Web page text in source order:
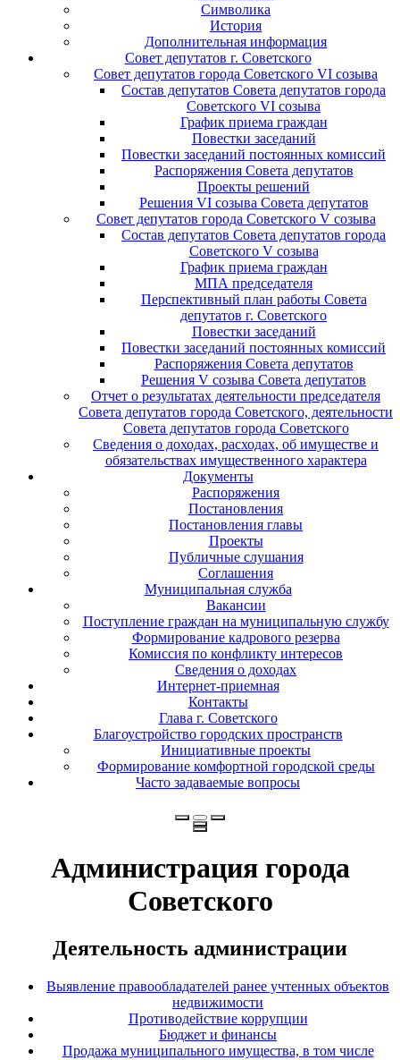
Символика
История
Дополнительная информация
Совет депутатов г. Советского
Совет депутатов города Советского VI созыва
Состав депутатов Совета депутатов города
Советского VI созыва
График приема граждан
Повестки заседаний
Повестки заседаний постоянных комиссий
Распоряжения Совета депутатов
Проекты решений
Решения VI созыва Совета депутатов
Совет депутатов города Советского V созыва
Состав депутатов Совета депутатов города
Советского V созыва
График приема граждан
МПА председателя
Перспективный план работы Совета
депутатов г. Советского
Повестки заседаний
Повестки заседаний постоянных комиссий
Распоряжения Совета депутатов
Решения V созыва Совета депутатов
Отчет о результатах деятельности председателя
Совета депутатов города Советского, деятельности
Совета депутатов города Советского
Сведения о доходах, расходах, об имуществе и
обязательствах имущественного характера
Документы
Распоряжения
Постановления
Постановления главы
Проекты
Публичные слушания
Соглашения
Муниципальная служба
Вакансии
Поступление граждан на муниципальную службу
Формирование кадрового резерва
Комиссия по конфликту интересов
Сведения о доходах
Интернет-приемная
Контакты
Глава г. Советского
Благоустройство городских пространств
Инициативные проекты
Формирование комфортной городской среды
Часто задаваемые вопросы
Администрация города
Советского
Деятельность администрации
Выявление правообладателей ранее учтенных объектов
недвижимости
Противодействие коррупции
Бюджет и финансы
Продажа муниципального имущества, в том числе